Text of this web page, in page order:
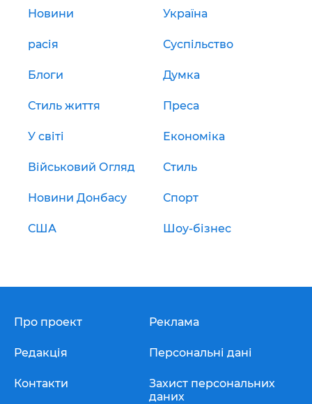
Новини Україна
расія Суспільство
Блоги Думка
Стиль життя Преса
У світі Економіка
Військовий Огляд Стиль
Новини Донбасу Спорт
США Шоу-бізнес
Про проект
Редакція
Контакти
Реклама
Персональні дані
Захист персональних
даних